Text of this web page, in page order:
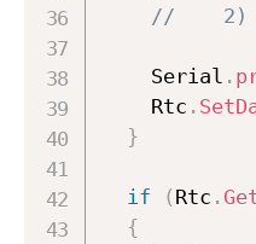
//    2)
    Serial
.
    Rtc
.
}
if ( Rtc .
{